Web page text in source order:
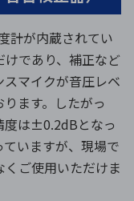
計が内蔵されてい
けであり、補正など
マイクが音圧レベ
ます。したがっ
度は±0.2dBとなっ
いますが、現場で
ご使用いただけま